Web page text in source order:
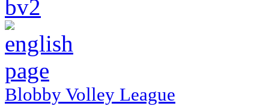
Blobby Volley League